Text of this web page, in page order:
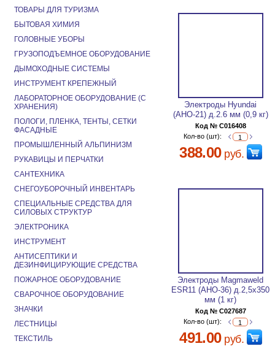
Электроды Hyundai
(АНО-21) д.2.6 мм (0,9 кг)
Код № C016408
Кол-во (шт):
388.00руб.
Электроды Magmaweld
ESR11 (АНО-36) д.2,5х350
мм (1 кг)
Код № C027687
Кол-во (шт):
491.00руб.
ТОВАРЫ ДЛЯ ТУРИЗМА
БЫТОВАЯ ХИМИЯ
ГОЛОВНЫЕ УБОРЫ
ГРУЗОПОДЪЕМНОЕ ОБОРУДОВАНИЕ
ДЫМОХОДНЫЕ СИСТЕМЫ
ИНСТРУМЕНТ КРЕПЕЖНЫЙ
ЛАБОРАТОРНОЕ ОБОРУДОВАНИЕ (С
ХРАНЕНИЯ)
ПОЛОГИ, ПЛЕНКА, ТЕНТЫ, СЕТКИ
ФАСАДНЫЕ
ПРОМЫШЛЕННЫЙ АЛЬПИНИЗМ
РУКАВИЦЫ И ПЕРЧАТКИ
САНТЕХНИКА
СНЕГОУБОРОЧНЫЙ ИНВЕНТАРЬ
СПЕЦИАЛЬНЫЕ СРЕДСТВА ДЛЯ
СИЛОВЫХ СТРУКТУР
ЭЛЕКТРОНИКА
ИНСТРУМЕНТ
АНТИСЕПТИКИ И
ДЕЗИНФИЦИРУЮЩИЕ СРЕДСТВА
ПОЖАРНОЕ ОБОРУДОВАНИЕ
СВАРОЧНОЕ ОБОРУДОВАНИЕ
ЗНАЧКИ
ЛЕСТНИЦЫ
ТЕКСТИЛЬ